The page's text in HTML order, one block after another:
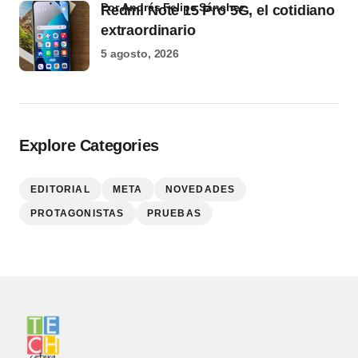
Redmi Note 15 Pro 5G, el cotidiano
extraordinario
por Andrés Felipe Sánchez
5 agosto, 2026
Explore Categories
EDITORIAL META NOVEDADES
PROTAGONISTAS PRUEBAS